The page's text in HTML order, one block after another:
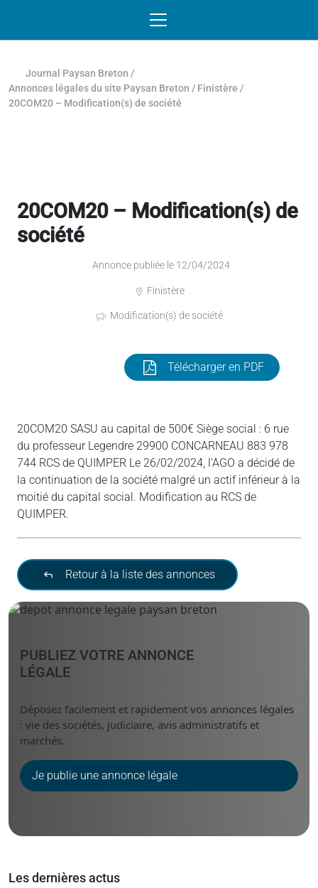
Journal Paysan Breton /
Annonces légales du site Paysan Breton / Finistère /
20COM20 – Modification(s) de société
20COM20 – Modification(s) de
société
Annonce publiée le 12/04/2024
Finistère
Modification(s) de société
Télécharger en PDF
20COM20 SASU au capital de 500€ Siège social : 6 rue
du professeur Legendre 29900 CONCARNEAU 883 978
744 RCS de QUIMPER Le 26/02/2024, l’AGO a décidé de
la continuation de la société malgré un actif inférieur à la
moitié du capital social. Modification au RCS de
QUIMPER.
Retour à la liste des annonces
PUBLIEZ VOTRE ANNONCE
LÉGALE
Déposez facilement et rapidement vos annonces légales
: vie des sociétés, judiciaire, avis administratifs et
marchés.
Je publie une annonce légale
Les dernières actus